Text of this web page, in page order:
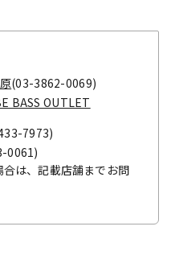
(03-3862-0069)
BASS OUTLET
7973)
0061)
は、記載店舗までお問